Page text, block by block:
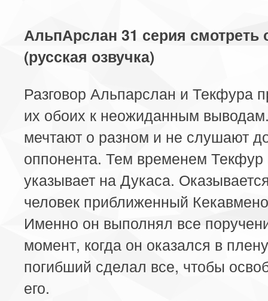
АльпАрслан 31 серия смотреть
(русская озвучка)
Разговор Альпарслан и Текфура
их обоих к неожиданным
мечтают о разном и не слушают
оппонента. Тем временем Текфур
указывает на Дукаса.
человек приближенный
Именно он выполнял все
момент, когда он оказался в
погибший сделал все, чтобы
его.